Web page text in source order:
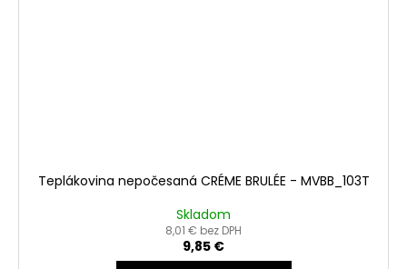
Teplákovina nepočesaná CRÉME BRULÉE - MVBB_103T
Skladom
8,01 € bez DPH
9,85 €